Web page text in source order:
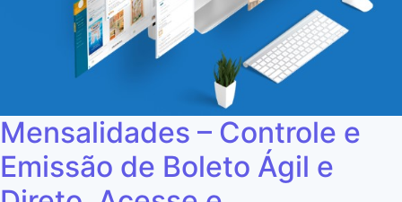
Mensalidades – Controle e
Emissão de Boleto Ágil e